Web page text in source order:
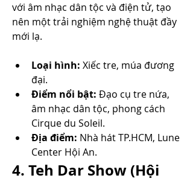
với âm nhạc dân tộc và điện tử, tạo
nên một trải nghiệm nghệ thuật đầy
mới lạ.
Loại hình: Xiếc tre, múa đương
đại.
Điểm nổi bật: Đạo cụ tre nứa,
âm nhạc dân tộc, phong cách
Cirque du Soleil.
Địa điểm: Nhà hát TP.HCM, Lune
Center Hội An.
4. Teh Dar Show (Hội